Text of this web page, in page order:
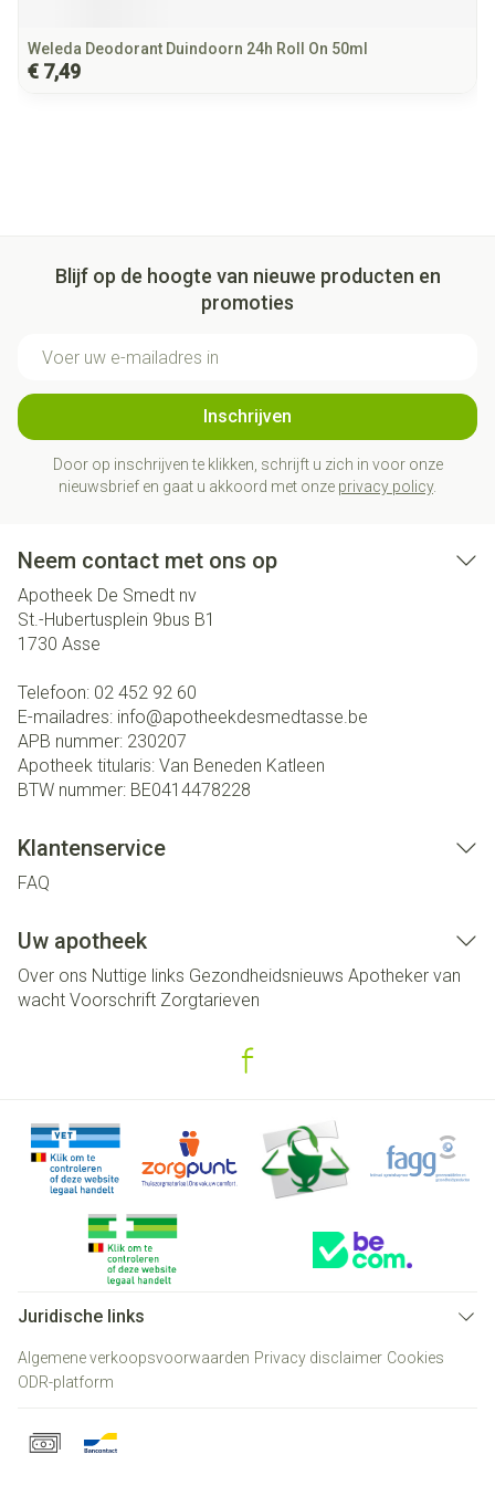
Weleda Deodorant Duindoorn 24h Roll On 50ml
€ 7,49
Blijf op de hoogte van nieuwe producten en
promoties
Inschrijven
Door op inschrijven te klikken, schrijft u zich in voor onze
nieuwsbrief en gaat u akkoord met onze privacy policy.
Neem contact met ons op
Apotheek De Smedt nv
St.-Hubertusplein 9bus B1
1730 Asse
Telefoon: 02 452 92 60
E-mailadres: info@apotheekdesmedtasse.be
APB nummer: 230207
Apotheek titularis: Van Beneden Katleen
BTW nummer: BE0414478228
Klantenservice
FAQ
Uw apotheek
Over ons Nuttige links Gezondheidsnieuws Apotheker van
wacht Voorschrift Zorgtarieven
Juridische links
Algemene verkoopsvoorwaarden Privacy disclaimer Cookies
ODR-platform